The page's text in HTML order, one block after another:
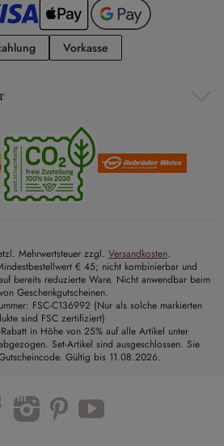
Ratenzahlung
Vorkasse
Mehrwertsteuer zzgl. Versandkosten.
€ 45; nicht kombinierbar und
bereits reduzierte Ware. Nicht anwendbar beim
Geschenkgutscheinen.
FSC-C136992 (Nur als solche markierten
sind FSC zertifiziert)
in Höhe von 25% auf alle Artikel unter
Set-Artikel sind ausgeschlossen. Sie
Gültig bis 11.08.2026.